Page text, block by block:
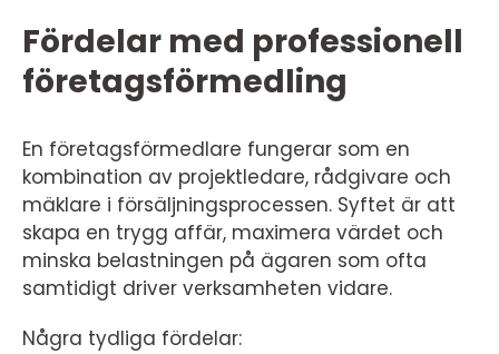
Fördelar med professionell
företagsförmedling
En företagsförmedlare fungerar som en
kombination av projektledare, rådgivare och
mäklare i försäljningsprocessen. Syftet är att
skapa en trygg affär, maximera värdet och
minska belastningen på ägaren som ofta
samtidigt driver verksamheten vidare.
Några tydliga fördelar: